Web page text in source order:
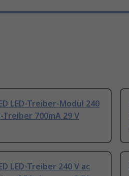
LED-Treiber-Modul 240
Treiber 700mA 29 V
LED-Treiber 240 V ac